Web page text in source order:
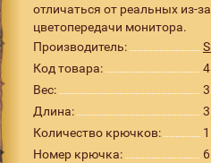
отличаться от реальных из-
цветопередачи монитора.
Производитель:
Код товара:
Вес:
Длина:
Количество крючков:
1
Номер крючка:
6